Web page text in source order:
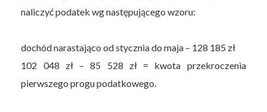
naliczyć podatek wg następującego wzoru:
dochód narastająco od stycznia do maja – 128 185 zł
102 048 zł – 85 528 zł = kwota przekroczenia
pierwszego progu podatkowego.